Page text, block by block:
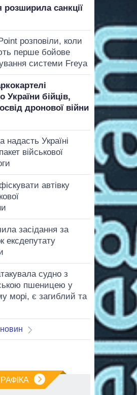
розширила санкції
розповіли, коли
перше бойове
системи Freya
України бійців,
дронової війни
надасть Україні
військової
автівку
засідання за
ексдепутату
судно з
пшеницею у
морі, є загиблий та